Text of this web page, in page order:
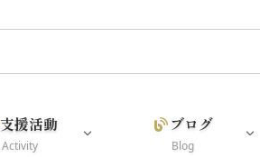
支援活動
Activity
ブログ
Blog